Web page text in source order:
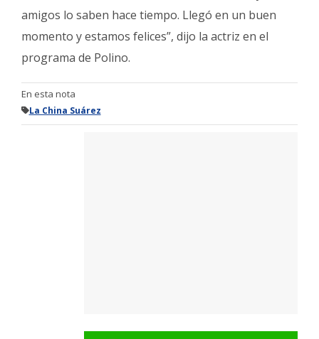
amigos lo saben hace tiempo. Llegó en un buen
momento y estamos felices”, dijo la actriz en el
programa de Polino.
En esta nota
La China Suárez